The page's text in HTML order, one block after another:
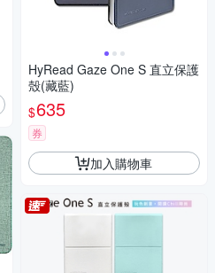
HyRead Gaze One S 直立保護
殼(藏藍)
$635
券
加入購物車